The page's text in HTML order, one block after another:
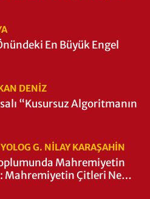
En Büyük Engel
DENİZ
“Kusursuz Algoritmanın
G. NILAY KARAŞAHİN
Mahremiyetin
Mahremiyetin Çitleri Ne